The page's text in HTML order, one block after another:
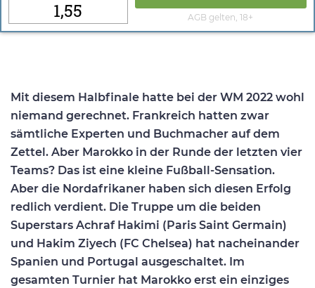
1,55 AGB gelten, 18+
Mit diesem Halbfinale hatte bei der WM 2022 wohl
niemand gerechnet. Frankreich hatten zwar
sämtliche Experten und Buchmacher auf dem
Zettel. Aber Marokko in der Runde der letzten vier
Teams? Das ist eine kleine Fußball-Sensation.
Aber die Nordafrikaner haben sich diesen Erfolg
redlich verdient. Die Truppe um die beiden
Superstars Achraf Hakimi (Paris Saint Germain)
und Hakim Ziyech (FC Chelsea) hat nacheinander
Spanien und Portugal ausgeschaltet. Im
gesamten Turnier hat Marokko erst ein einziges